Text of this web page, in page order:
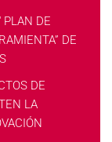
PLAN DE
DE
DE
LA